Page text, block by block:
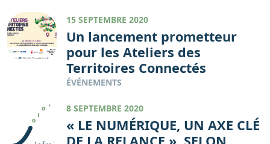
15 SEPTEMBRE 2020
Un lancement prometteur
pour les Ateliers des
Territoires Connectés
ÉVÉNEMENTS
8 SEPTEMBRE 2020
« LE NUMÉRIQUE, UN AXE CLÉ